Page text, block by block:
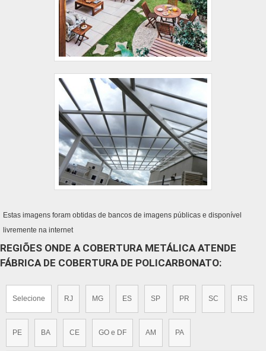
Estas imagens foram obtidas de bancos de imagens públicas e disponível
livremente na internet
REGIÕES ONDE A COBERTURA METÁLICA ATENDE
FÁBRICA DE COBERTURA DE POLICARBONATO:
Selecione RJ MG ES SP PR SC RS
PE BA CE GO e DF AM PA